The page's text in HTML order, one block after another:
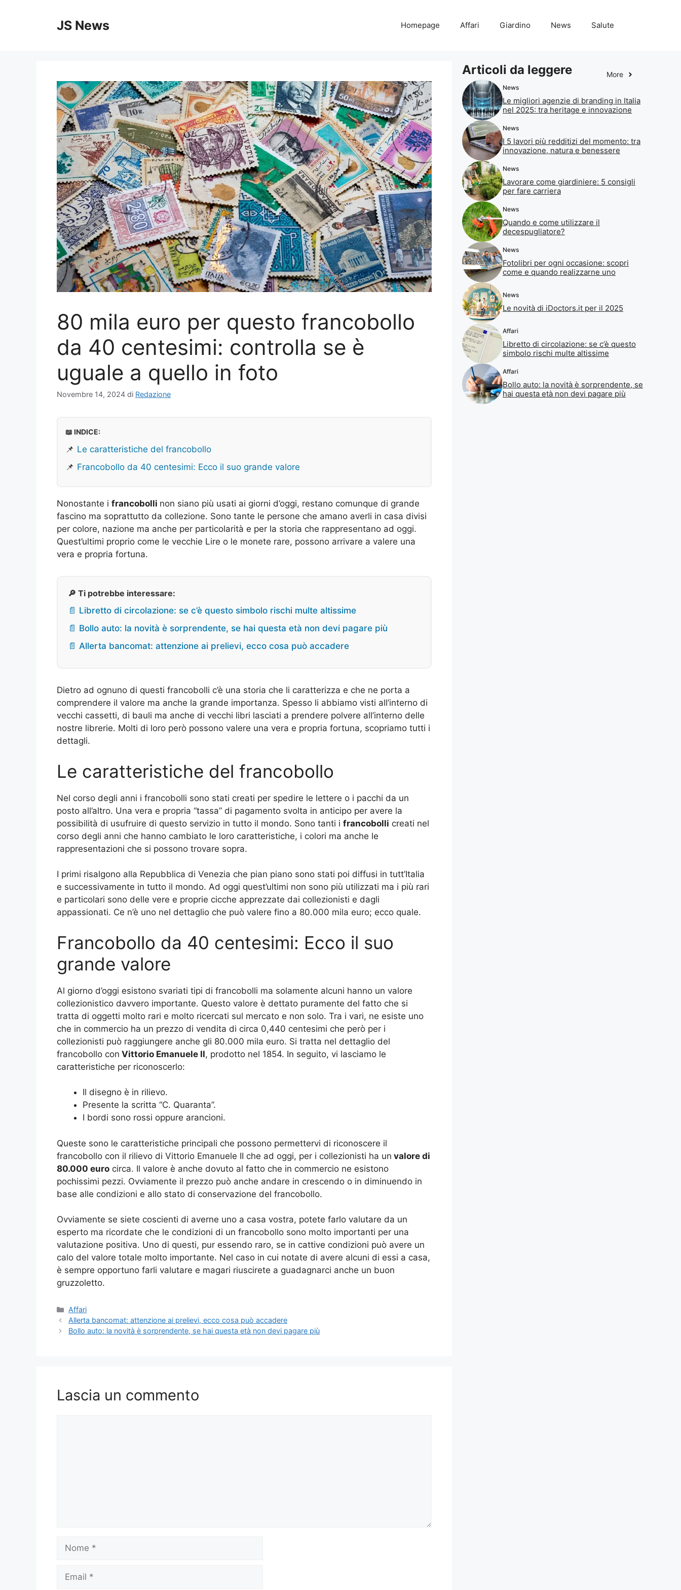
JS News Homepage Affari Giardino News Salute
80 mila euro per questo francobollo
da 40 centesimi: controlla se è
uguale a quello in foto
Novembre 14, 2024 di Redazione
📖 INDICE:
📌 Le caratteristiche del francobollo
📌 Francobollo da 40 centesimi: Ecco il suo grande valore
Nonostante i francobolli non siano più usati ai giorni d’oggi, restano comunque di grande
fascino ma soprattutto da collezione. Sono tante le persone che amano averli in casa divisi
per colore, nazione ma anche per particolarità e per la storia che rappresentano ad oggi.
Quest’ultimi proprio come le vecchie Lire o le monete rare, possono arrivare a valere una
vera e propria fortuna.
🔎 Ti potrebbe interessare:
📄 Libretto di circolazione: se c’è questo simbolo rischi multe altissime
📄 Bollo auto: la novità è sorprendente, se hai questa età non devi pagare più
📄 Allerta bancomat: attenzione ai prelievi, ecco cosa può accadere
Dietro ad ognuno di questi francobolli c’è una storia che li caratterizza e che ne porta a
comprendere il valore ma anche la grande importanza. Spesso li abbiamo visti all’interno di
vecchi cassetti, di bauli ma anche di vecchi libri lasciati a prendere polvere all’interno delle
nostre librerie. Molti di loro però possono valere una vera e propria fortuna, scopriamo tutti i
dettagli.
Le caratteristiche del francobollo
Nel corso degli anni i francobolli sono stati creati per spedire le lettere o i pacchi da un
posto all’altro. Una vera e propria “tassa” di pagamento svolta in anticipo per avere la
possibilità di usufruire di questo servizio in tutto il mondo. Sono tanti i francobolli creati nel
corso degli anni che hanno cambiato le loro caratteristiche, i colori ma anche le
rappresentazioni che si possono trovare sopra.
I primi risalgono alla Repubblica di Venezia che pian piano sono stati poi diffusi in tutt’Italia
e successivamente in tutto il mondo. Ad oggi quest’ultimi non sono più utilizzati ma i più rari
e particolari sono delle vere e proprie cicche apprezzate dai collezionisti e dagli
appassionati. Ce n’è uno nel dettaglio che può valere fino a 80.000 mila euro; ecco quale.
Francobollo da 40 centesimi: Ecco il suo
grande valore
Al giorno d’oggi esistono svariati tipi di francobolli ma solamente alcuni hanno un valore
collezionistico davvero importante. Questo valore è dettato puramente del fatto che si
tratta di oggetti molto rari e molto ricercati sul mercato e non solo. Tra i vari, ne esiste uno
che in commercio ha un prezzo di vendita di circa 0,440 centesimi che però per i
collezionisti può raggiungere anche gli 80.000 mila euro. Si tratta nel dettaglio del
francobollo con Vittorio Emanuele II, prodotto nel 1854. In seguito, vi lasciamo le
caratteristiche per riconoscerlo:
Il disegno è in rilievo.
Presente la scritta “C. Quaranta”.
I bordi sono rossi oppure arancioni.
Queste sono le caratteristiche principali che possono permettervi di riconoscere il
francobollo con il rilievo di Vittorio Emanuele II che ad oggi, per i collezionisti ha un valore di
80.000 euro circa. Il valore è anche dovuto al fatto che in commercio ne esistono
pochissimi pezzi. Ovviamente il prezzo può anche andare in crescendo o in diminuendo in
base alle condizioni e allo stato di conservazione del francobollo.
Ovviamente se siete coscienti di averne uno a casa vostra, potete farlo valutare da un
esperto ma ricordate che le condizioni di un francobollo sono molto importanti per una
valutazione positiva. Uno di questi, pur essendo raro, se in cattive condizioni può avere un
calo del valore totale molto importante. Nel caso in cui notate di avere alcuni di essi a casa,
è sempre opportuno farli valutare e magari riuscirete a guadagnarci anche un buon
gruzzoletto.
Categorie
Affari
Allerta bancomat: attenzione ai prelievi, ecco cosa può accadere
Bollo auto: la novità è sorprendente, se hai questa età non devi pagare più
Lascia un commento
Nome
Email
Articoli da leggere More
News
Le migliori agenzie di branding in Italia
nel 2025: tra heritage e innovazione
News
I 5 lavori più redditizi del momento: tra
innovazione, natura e benessere
News
Lavorare come giardiniere: 5 consigli
per fare carriera
News
Quando e come utilizzare il
decespugliatore?
News
Fotolibri per ogni occasione: scopri
come e quando realizzarne uno
News
Le novità di iDoctors.it per il 2025
Affari
Libretto di circolazione: se c’è questo
simbolo rischi multe altissime
Affari
Bollo auto: la novità è sorprendente, se
hai questa età non devi pagare più